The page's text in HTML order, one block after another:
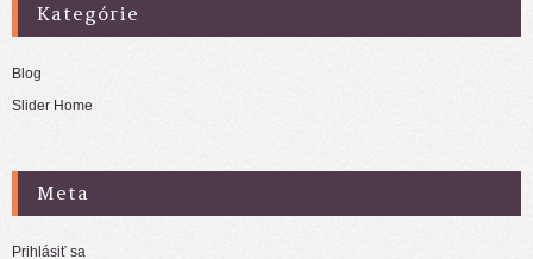
Kategórie
Blog
Slider Home
Meta
Prihlásiť sa